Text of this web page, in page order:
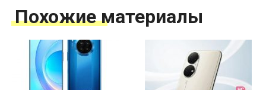
Похожие материалы